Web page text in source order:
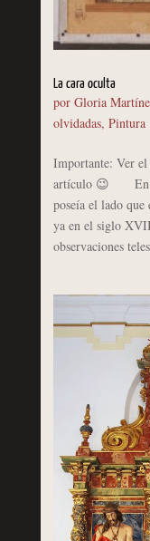
La cara oculta
por Gloria
olvidadas, Pintura
Importante: Ver el
artículo 😉 En la
poseía el lado
ya en el siglo
observaciones